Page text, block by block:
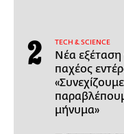
ΤECH & SCIENCE
Νέα εξέταση
παχέος
μήνυμα»